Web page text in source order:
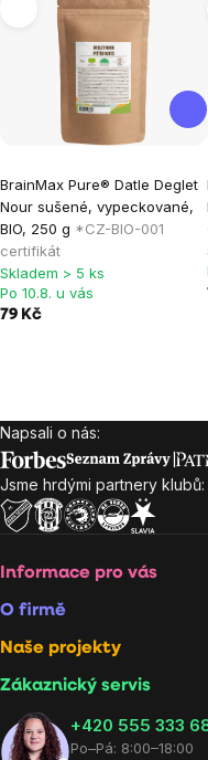
BrainMax Pure® Datle Deglet
Nour sušené, vypeckované,
BIO, 250 g *CZ-BIO-001
certifikát
Skladem > 5 ks
Po 10.8. u vás
79 Kč
Zápatí
Napsali o nás:
Jsme hrdými partnery klubů:
Informace pro vás
O firmě
Naše projekty
Zákaznický servis
‭+420 555 333
Po–Pá: 8:00–18:00